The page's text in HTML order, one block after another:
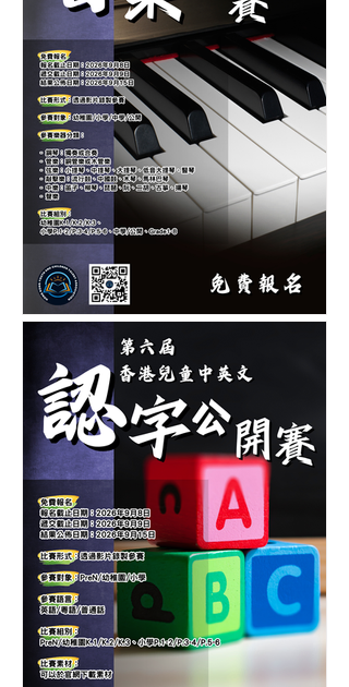
第十二屆香港青少年及兒童
音樂大賽-音樂比賽-鋼琴比
賽-管弦樂比賽